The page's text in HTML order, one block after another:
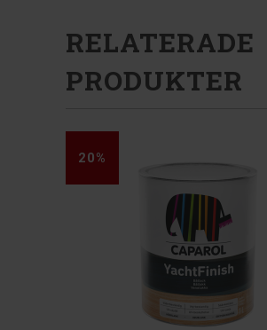
RELATERADE
PRODUKTER
20%